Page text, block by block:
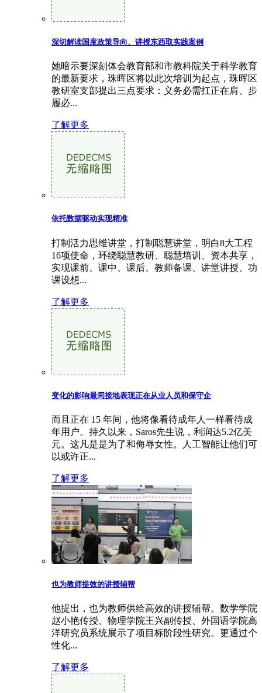
深切解读国度政策导向、讲授东西取实践案例
她暗示要深刻体会教育部和市教科院关于科学教育
的最新要求，珠晖区将以此次培训为起点，珠晖区
教研室支部提出三点要求：义务必需扛正在肩、步
履必...
了解更多
依托数据驱动实现精准
打制活力思维讲堂，打制聪慧讲堂，明白8大工程
16项使命，环绕聪慧教研、聪慧培训、资本共享，
实现课前、课中、课后、教师备课、讲堂讲授、功
课设想...
了解更多
变化的影响最间接地表现正在从业人员和保守企
而且正在 15 年间，他将像看待成年人一样看待成
年用户。持久以来，Saros先生说，利润达5.2亿美
元。这凡是是为了和侮辱女性。人工智能让他们可
以或许正...
了解更多
也为教师提效的讲授辅帮
他提出，也为教师供给高效的讲授辅帮。数学学院
赵小艳传授、物理学院王兴副传授、外国语学院高
洋研究员系统展示了项目标阶段性研究。更通过个
性化...
了解更多